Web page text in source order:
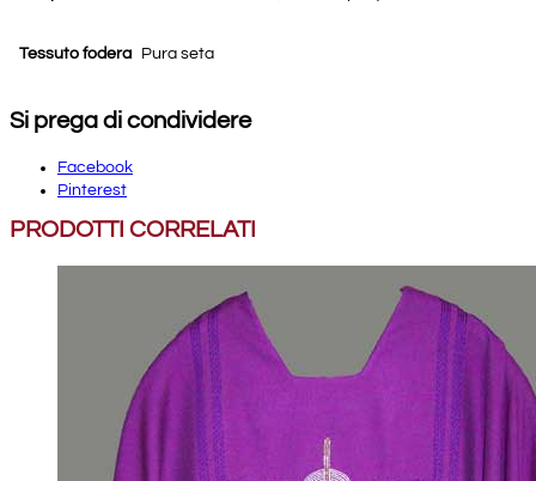
Tessuto fodera Pura seta
Si prega di condividere
Facebook
Pinterest
PRODOTTI CORRELATI